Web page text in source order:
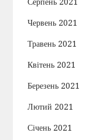
Серпень 2021
Червень 2021
Травень 2021
Квітень 2021
Березень 2021
Лютий 2021
Січень 2021